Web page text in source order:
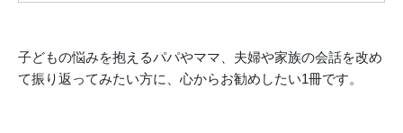
子どもの悩みを抱えるパパやママ、夫婦や家族の会話を改め
て振り返ってみたい方に、心からお勧めしたい1冊です。